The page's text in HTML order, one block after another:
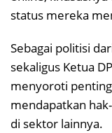
status mereka
Sebagai politisi
sekaligus Ketua
menyoroti
mendapatkan
di sektor lainnya.